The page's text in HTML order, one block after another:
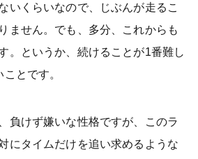
いくらいなので、じぶんが走るこ
ません。でも、多分、これからも
。というか、続けることが1番難し
とです。
負けず嫌いな性格ですが、このラ
にタイムだけを追い求めるような